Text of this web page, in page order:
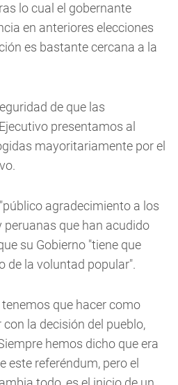
lo cual el gobernante
en anteriores elecciones
es bastante cercana a la
de que las
presentamos al
mayoritariamente por el
agradecimiento a los
peruanas que han acudido
su Gobierno "tiene que
de la voluntad popular".
que hacer como
la decisión del pueblo,
hemos dicho que era
referéndum, pero el